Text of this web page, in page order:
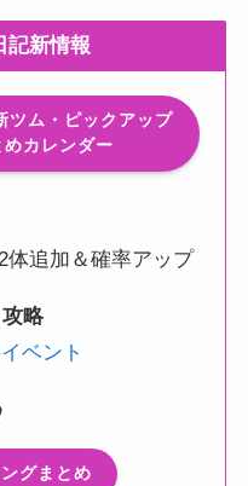
記新情報
ツム・ピックアップ
カレンダー
体追加＆確率アップ
略
ベント
グまとめ